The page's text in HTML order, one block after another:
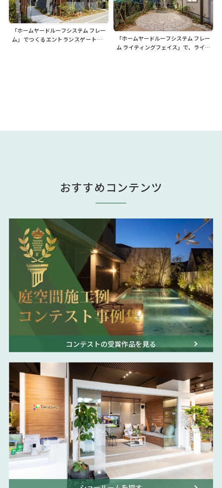
「ホームヤードルーフシステム フレー
ム」でつくるエントランスゲート。3
「ホームヤードルーフシステム フレー
ム ライティングフェイス」で、ライト
おすすめコンテンツ
コンテストの受賞作品を見る